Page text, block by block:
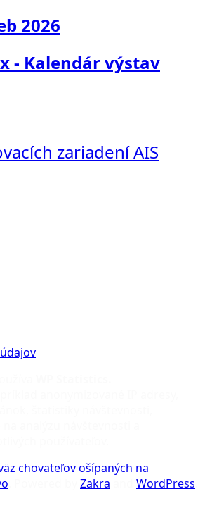
2026
- Kalendár výstav
zariadení AIS
chovateľov ošípaných na
Zakra WordPress